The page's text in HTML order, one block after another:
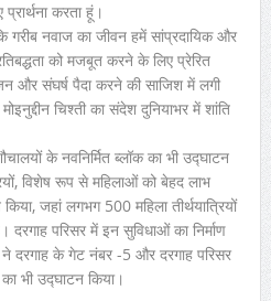
करता हूं।
नवाज का जीवन हमें सांप्रदायिक और
को मजबूत करने के लिए प्रेरित
और संघर्ष पैदा करने की साजिश में लगी
चिश्ती का संदेश दुनियाभर में शांति
के नवनिर्मित ब्लॉक का भी उद्घाटन
विशेष रूप से महिलाओं को बेहद लाभ
जहां लगभग 500 महिला तीर्थयात्रियों
परिसर में इन सुविधाओं का निर्माण
ने दरगाह के गेट नंबर -5 और दरगाह परिसर
भी उद्घाटन किया।